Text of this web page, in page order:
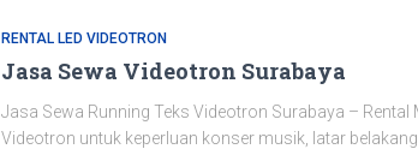
RENTAL LED VIDEOTRON
Jasa Sewa Videotron Surabaya
Jasa Sewa Running Teks Videotron Surabaya – Rental
Videotron untuk keperluan konser musik, latar